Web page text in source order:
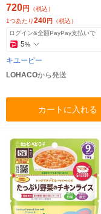
3袋 ベビーフード 離乳食
720円 （税込）
1つあたり240円 （税込）
ログイン&全額PayPay支払いで
5%
キユーピー
LOHACOから発送
カートに入れる